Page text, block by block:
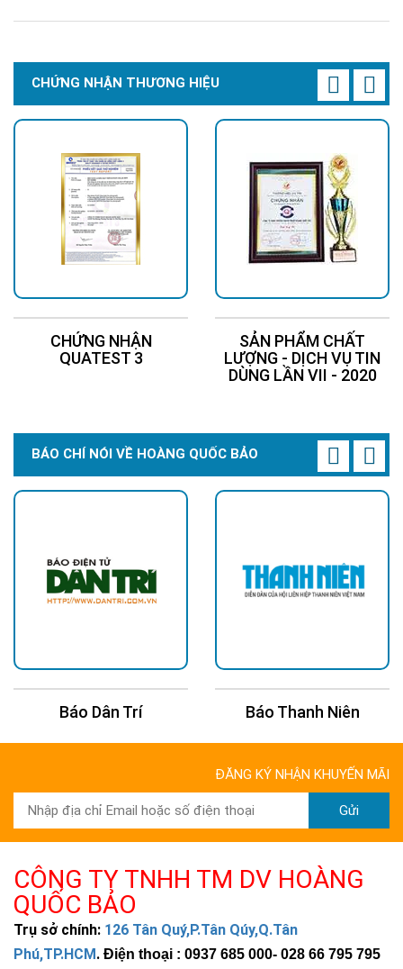
CHỨNG NHẬN THƯƠNG HIỆU
CHỨNG NHẬN
QUATEST 3
SẢN PHẨM CHẤT
LƯỢNG - DỊCH VỤ TIN
DÙNG LẦN VII - 2020
BÁO CHÍ NÓI VỀ HOÀNG QUỐC BẢO
Báo Thanh Niên Báo Kinh Tế Châu Á
ĐĂNG KÝ NHẬN KHUYẾN MÃI
Gửi
CÔNG TY TNHH TM DV HOÀNG
QUỐC BẢO
Trụ sở chính: 126 Tân Quý,P.Tân Qúy,Q.Tân
Phú,TP.HCM. Điện thoại : 0937 685 000- 028 66 795 795